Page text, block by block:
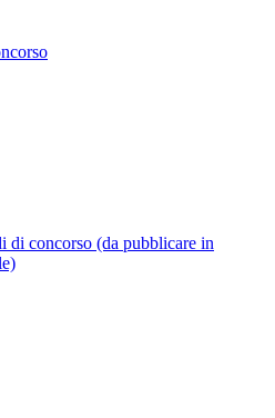
di concorso (da pubblicare in